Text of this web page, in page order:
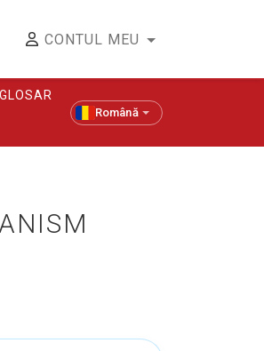
CONTUL MEU
GLOSAR
Română